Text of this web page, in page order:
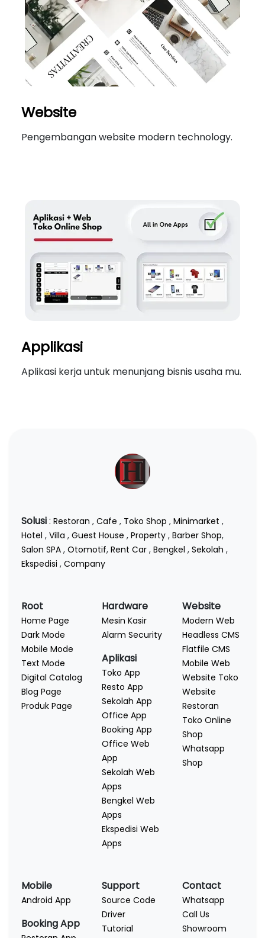
Website
Pengembangan website modern technology.
Applikasi
Aplikasi kerja untuk menunjang bisnis usaha mu.
Solusi: Restoran , Cafe , Toko Shop , Minimarket ,
Hotel , Villa , Guest House , Property , Barber Shop,
Salon SPA , Otomotif, Rent Car , Bengkel , Sekolah ,
Ekspedisi , Company
Root
Home Page
Dark Mode
Mobile Mode
Text Mode
Digital Catalog
Blog Page
Produk Page
Hardware
Mesin Kasir
Alarm Security
Aplikasi
Toko App
Resto App
Sekolah App
Office App
Booking App
Office Web
App
Sekolah Web
Apps
Bengkel Web
Apps
Ekspedisi Web
Apps
Website
Modern Web
Headless CMS
Flatfile CMS
Mobile Web
Website Toko
Website
Restoran
Toko Online
Shop
Whatsapp
Shop
Mobile
Android App
Booking App
Support
Source Code
Driver
Tutorial
Contact
Whatsapp
Call Us
Showroom